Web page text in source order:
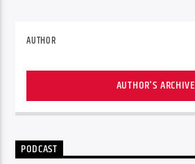
AUTHOR
AUTHOR'S ARCHIVE
PODCAST